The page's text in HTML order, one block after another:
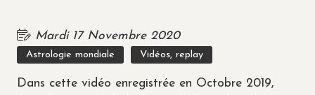
Mardi 17 Novembre 2020
Astrologie mondiale Vidéos, replay
Dans cette vidéo enregistrée en Octobre 2019,